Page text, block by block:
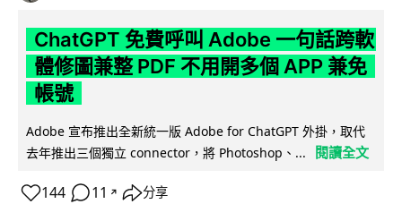
ChatGPT 免費呼叫 Adobe 一句話跨軟
體修圖兼整 PDF 不用開多個 APP 兼免
帳號
Adobe 宣布推出全新統一版 Adobe for ChatGPT 外掛，取代
去年推出三個獨立 connector，將 Photoshop、...
閱讀全文
144 11 ↗ 分享